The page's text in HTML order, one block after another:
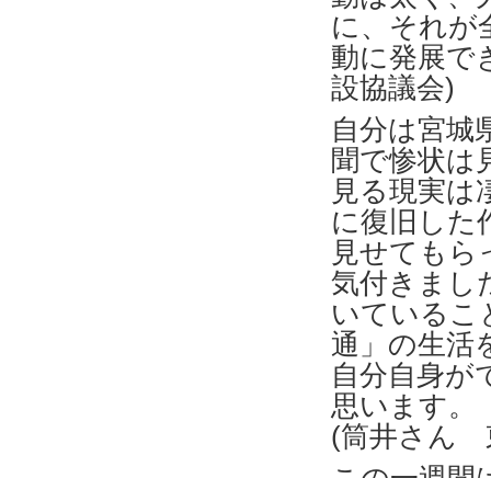
に、それが
動に発展
設協議会)
自分は宮城
聞で惨状は
見る現実は
に復旧した
見せてもら
気付きまし
いているこ
通」の生活
自分自身が
思います。
(筒井さん